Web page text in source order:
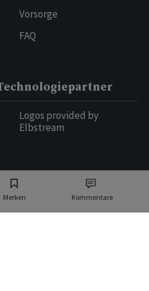
Merken Kommentare
Vorsorge
FAQ
Logos provided by
Elbstream